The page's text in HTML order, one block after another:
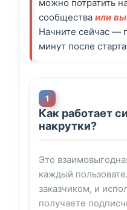
можно потратить
сообщества или
Начните сейчас —
минут после
Как работает
накрутки?
Это
каждый
заказчиком, и
получаете